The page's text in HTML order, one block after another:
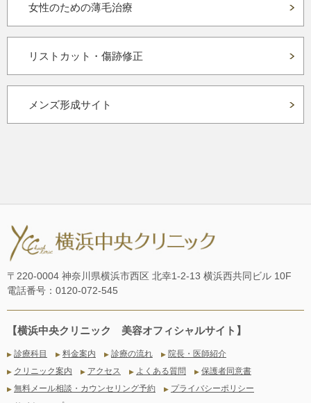
女性のための薄毛治療
リストカット・傷跡修正
メンズ形成サイト
〒220-0004 神奈川県横浜市西区 北幸1-2-13 横浜西共同ビル 10F
電話番号：0120-072-545
【横浜中央クリニック 美容オフィシャルサイト】
▶ 診療科目 ▶ 料金案内 ▶ 診療の流れ ▶ 院長・医師紹介
▶ クリニック案内 ▶ アクセス ▶ よくある質問 ▶ 保護者同意書
▶ 無料メール相談・カウンセリング予約 ▶ プライバシーポリシー